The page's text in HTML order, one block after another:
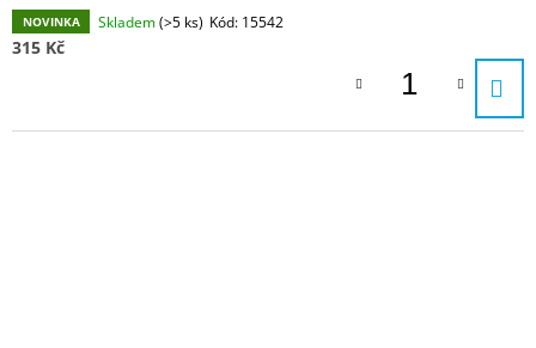
NOVINKA Skladem(>5 ks) Kód: 15542
315 Kč